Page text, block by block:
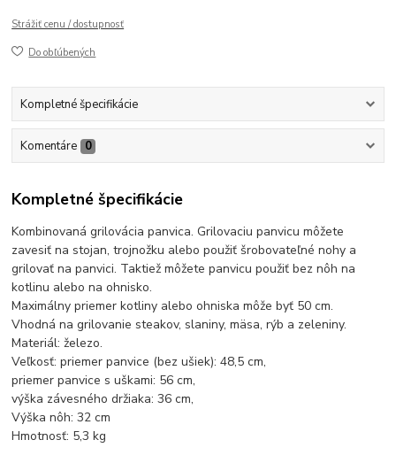
Strážiť cenu / dostupnosť
Do obľúbených
Kompletné špecifikácie
Komentáre 0
Kompletné špecifikácie
Kombinovaná grilovácia panvica. Grilovaciu panvicu môžete
zavesiť na stojan, trojnožku alebo použiť šrobovateľné nohy a
grilovať na panvici. Taktiež môžete panvicu použiť bez nôh na
kotlinu alebo na ohnisko.
Maximálny priemer kotliny alebo ohniska môže byť 50 cm.
Vhodná na grilovanie steakov, slaniny, mäsa, rýb a zeleniny.
Materiál: železo.
Veľkosť: priemer panvice (bez ušiek): 48,5 cm,
priemer panvice s uškami: 56 cm,
výška závesného držiaka: 36 cm,
Výška nôh: 32 cm
Hmotnosť: 5,3 kg